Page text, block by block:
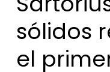
sólidos
el